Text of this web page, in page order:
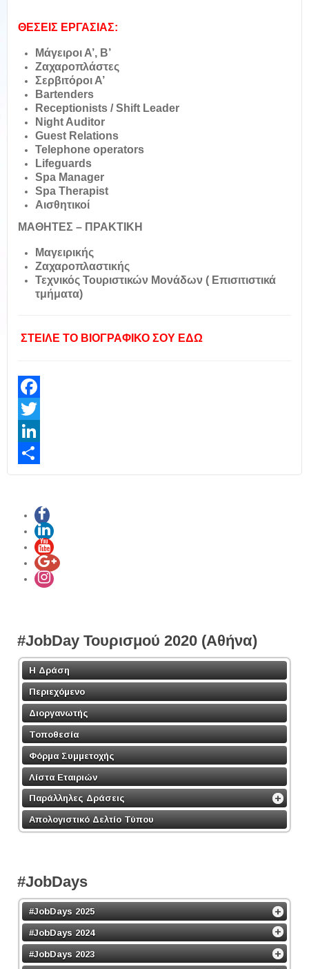
ΘΕΣΕΙΣ ΕΡΓΑΣΙΑΣ:
Μάγειροι Α’, Β’
Ζαχαροπλάστες
Σερβιτόροι Α’
Bartenders
Receptionists / Shift Leader
Night Auditor
Guest Relations
Telephone operators
Lifeguards
Spa Manager
Spa Therapist
Αισθητικοί
ΜΑΘΗΤΕΣ – ΠΡΑΚΤΙΚΗ
Μαγειρικής
Ζαχαροπλαστικής
Τεχνικός Τουριστικών Μονάδων ( Επισιτιστικά
τμήματα)
ΣΤΕΙΛΕ ΤΟ ΒΙΟΓΡΑΦΙΚΟ ΣΟΥ ΕΔΩ
Facebook
Twitter
LinkedIn
Share
#JobDay Τουρισμού 2020 (Αθήνα)
Η Δράση
Περιεχόμενο
Διοργανωτής
Τοποθεσία
Φόρμα Συμμετοχής
Λίστα Εταιριών
Παράλληλες Δράσεις
Απολογιστικό Δελτίο Τύπου
#JobDays
#JobDays 2025
#JobDays 2024
#JobDays 2023